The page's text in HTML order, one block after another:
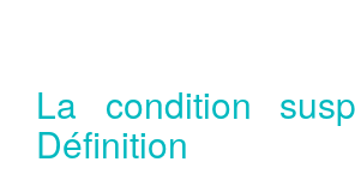
La condition
Définition